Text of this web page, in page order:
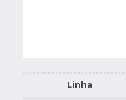
Linha